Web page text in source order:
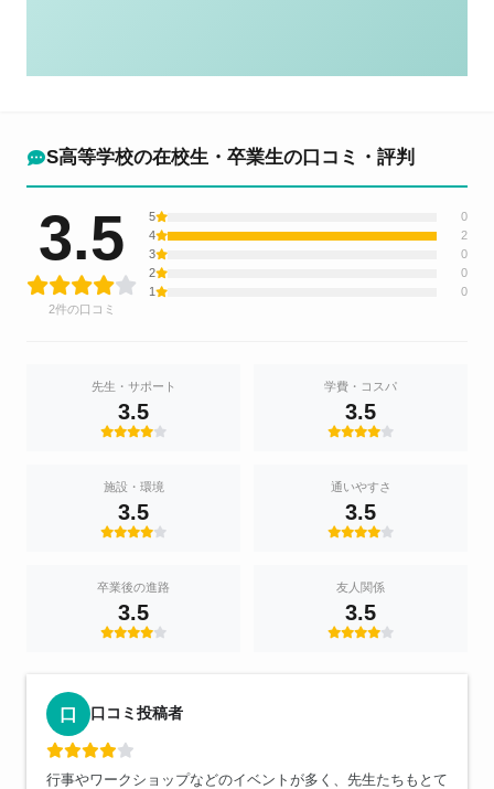
S高等学校の在校生・卒業生の口コミ・評判
3.5
2件の口コミ
5
0
4
2
3
0
2
0
1
0
先生・サポート
3.5
学費・コスパ
3.5
施設・環境
3.5
通いやすさ
3.5
卒業後の進路
3.5
友人関係
3.5
口 口コミ投稿者
行事やワークショップなどのイベントが多く、先生たちもとて